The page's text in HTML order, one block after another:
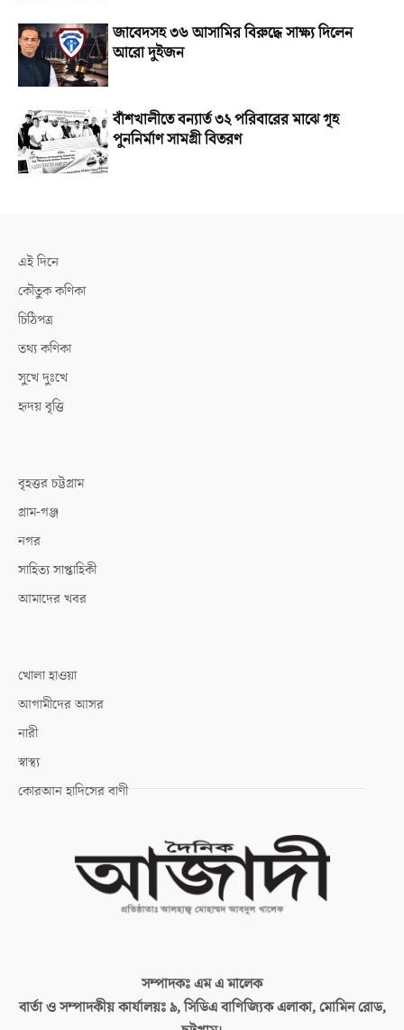
জাবেদসহ ৩৬ আসামির বিরুদ্ধে সাক্ষ্য দিলেন
আরো দুইজন
বাঁশখালীতে বন্যার্ত ৩২ পরিবারের মাঝে গৃহ
পুননির্মাণ সামগ্রী বিতরণ
এই দিনে
কৌতুক কণিকা
চিঠিপত্র
তথ্য কণিকা
সুখে দুঃখে
হৃদয় বৃত্তি
বৃহত্তর চট্টগ্রাম
গ্রাম-গঞ্জ
নগর
সাহিত্য সাপ্তাহিকী
আমাদের খবর
খোলা হাওয়া
আগামীদের আসর
নারী
স্বাস্থ্য
কোরআন হাদিসের বাণী
সম্পাদকঃএম এ মালেক
বার্তা ও সম্পাদকীয় কার্যালয়ঃ৯, সিডিএ বাণিজ্যিক এলাকা, মোমিন রোড,